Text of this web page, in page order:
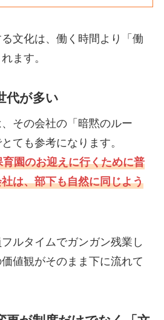
文化は、働く時間より「働
ます。
代が多い
その会社の「暗黙のルー
ても参考になります。
育園のお迎えに行くために普
は、部下も自然に同じよう
ルタイムでガンガン残業し
値観がそのまま下に流れて